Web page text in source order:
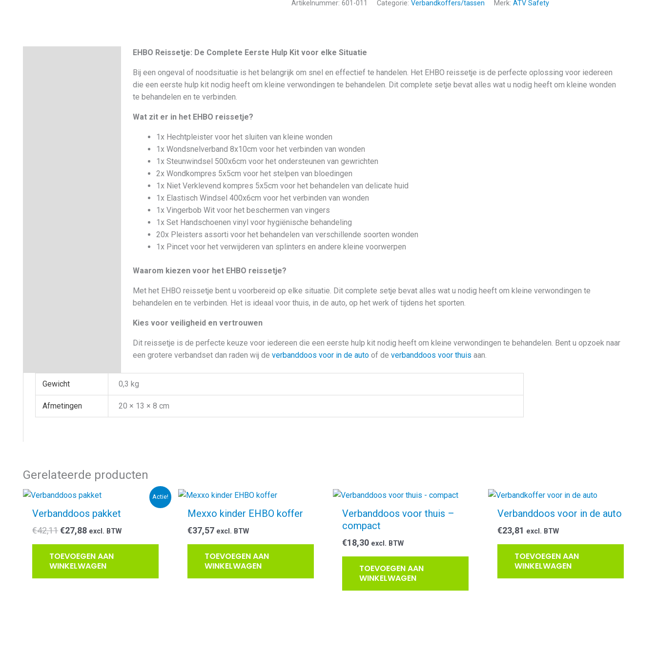
Artikelnummer: 601-011 Categorie: Verbandkoffers/tassen Merk: ATV Safety
EHBO Reissetje: De Complete Eerste Hulp Kit voor elke Situatie
Bij een ongeval of noodsituatie is het belangrijk om snel en effectief te handelen. Het EHBO reissetje is de perfecte oplossing voor iedereen
die een eerste hulp kit nodig heeft om kleine verwondingen te behandelen. Dit complete setje bevat alles wat u nodig heeft om kleine wonden
te behandelen en te verbinden.
Wat zit er in het EHBO reissetje?
1x Hechtpleister voor het sluiten van kleine wonden
1x Wondsnelverband 8x10cm voor het verbinden van wonden
1x Steunwindsel 500x6cm voor het ondersteunen van gewrichten
2x Wondkompres 5x5cm voor het stelpen van bloedingen
1x Niet Verklevend kompres 5x5cm voor het behandelen van delicate huid
1x Elastisch Windsel 400x6cm voor het verbinden van wonden
1x Vingerbob Wit voor het beschermen van vingers
1x Set Handschoenen vinyl voor hygiënische behandeling
20x Pleisters assorti voor het behandelen van verschillende soorten wonden
1x Pincet voor het verwijderen van splinters en andere kleine voorwerpen
Waarom kiezen voor het EHBO reissetje?
Met het EHBO reissetje bent u voorbereid op elke situatie. Dit complete setje bevat alles wat u nodig heeft om kleine verwondingen te
behandelen en te verbinden. Het is ideaal voor thuis, in de auto, op het werk of tijdens het sporten.
Kies voor veiligheid en vertrouwen
Dit reissetje is de perfecte keuze voor iedereen die een eerste hulp kit nodig heeft om kleine verwondingen te behandelen. Bent u opzoek naar
een grotere verbandset dan raden wij de verbanddoos voor in de auto of de verbanddoos voor thuis aan.
Gewicht 0,3 kg
Afmetingen 20 × 13 × 8 cm
Gerelateerde producten
Actie!
Verbanddoos pakket
€42,11Oorspronkelijke
was:
€42,11.
€27,88Huidige
is:
€27,88.
excl. BTW
TOEVOEGEN AAN
WINKELWAGEN
Mexxo kinder EHBO koffer
€37,57 excl. BTW
TOEVOEGEN AAN
WINKELWAGEN
Verbanddoos voor thuis –
compact
€18,30 excl. BTW
TOEVOEGEN AAN
WINKELWAGEN
Verbanddoos voor in de auto
€23,81 excl. BTW
TOEVOEGEN AAN
WINKELWAGEN